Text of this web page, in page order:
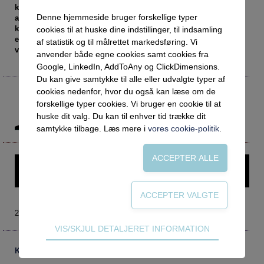
Netværk
Intelligens
Uddannelser under corona
Vejledningsindsatsen under corona
Professioner under pres
Veje til virkeligheden
Den kommunale ungeindsats
Misbrug
Praksischok
Data og dialog
Borgeren i centrum
Abonnement
Tilmelding og prøveperiode
Abonnementspriser
Kontakt
Vilkår og betingelser
koncept for en "Øresundsmentor", som skal gøre
arbejdspladser bedre til at modtage og indarbejde en ny
kollega fra den anden side af Øresund eller en ny kollega fra
en anden kultur end den dansk-svenske. Mentoring og
vejledning på tværs af kulturer.
Jannik Augsburg
jannik.augsburg@helsingborg.se
Projektkoordinator i "Mentor på tværs"
2006 nr. 1
Kommentarer
Denne hjemmeside bruger forskellige typer
cookies til at huske dine indstillinger, til indsamling
af statistik og til målrettet markedsføring. Vi
anvender både egne cookies samt cookies fra
Google, LinkedIn, AddToAny og ClickDimensions.
Du kan give samtykke til alle eller udvalgte typer af
cookies nedenfor, hvor du også kan læse om de
forskellige typer cookies. Vi bruger en cookie til at
huske dit valg. Du kan til enhver tid trække dit
samtykke tilbage. Læs mere i vores cookie-politik
Teknisk
Tekniske cookies er nødvendige for hjemmesidens
VIS/SKJUL DETALJERET INFORMATION